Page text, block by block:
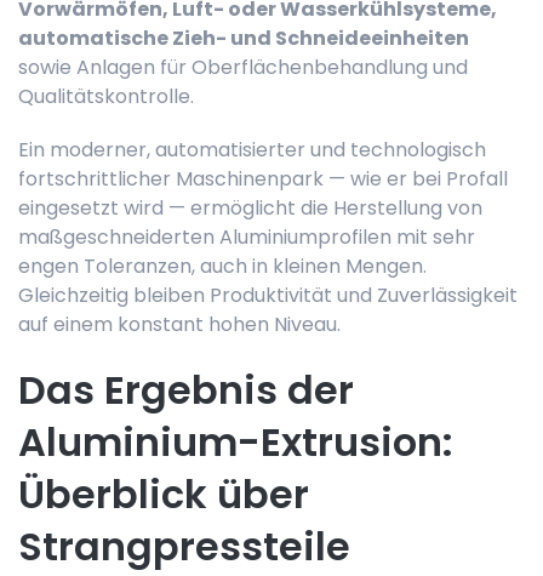
Vorwärmöfen, Luft- oder Wasserkühlsysteme,
automatische Zieh- und Schneideeinheiten
sowie Anlagen für Oberflächenbehandlung und
Qualitätskontrolle.
Ein moderner, automatisierter und technologisch
fortschrittlicher Maschinenpark — wie er bei Profall
eingesetzt wird — ermöglicht die Herstellung von
maßgeschneiderten Aluminiumprofilen mit sehr
engen Toleranzen, auch in kleinen Mengen.
Gleichzeitig bleiben Produktivität und Zuverlässigkeit
auf einem konstant hohen Niveau.
Das Ergebnis der
Aluminium-Extrusion:
Überblick über
Strangpressteile